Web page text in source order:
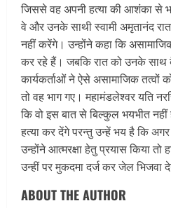
जिससे वह अपनी हत्या की आशंका से
वे और उनके साथी स्वामी अमृतानंद रात
नहीं करेंगे। उन्होंने कहा कि
कर रहे हैं। जबकि रात को उनके साथ
कार्यकर्ताओं ने ऐसे असामाजिक तत्वों
तो वह भाग गए। महामंडलेश्वर यति
कि वो इस बात से बिल्कुल भयभीत
हत्या कर देंगे परन्तु उन्हें भय है कि
उन्होंने आत्मरक्षा हेतु प्रयास किया तो
उन्हीं पर मुकदमा दर्ज कर जेल भिजवा
ABOUT THE AUTHOR